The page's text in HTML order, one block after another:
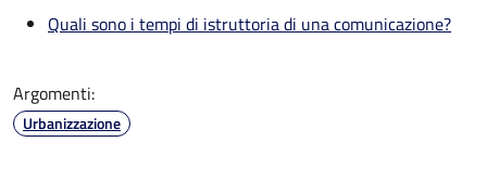
Quali sono i tempi di istruttoria di una comunicazione?
Argomenti:
Urbanizzazione